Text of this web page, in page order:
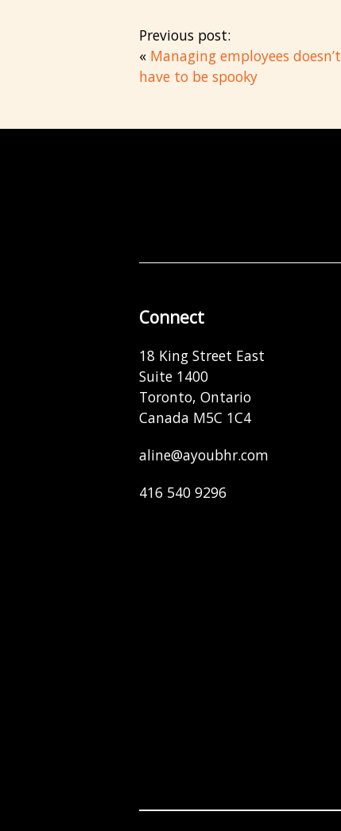
Previous post:
« Managing employees doesn’t
have to be spooky
Connect
18 King Street East
Suite 1400
Toronto, Ontario
Canada M5C 1C4
aline@ayoubhr.com
416 540 9296